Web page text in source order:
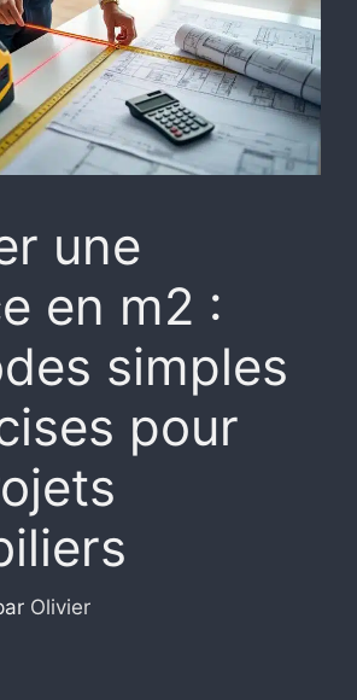
une
en m2 :
simples
pour
Olivier